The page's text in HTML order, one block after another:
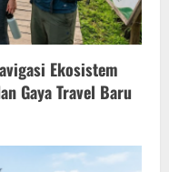
Ekosistem
Gaya Travel Baru